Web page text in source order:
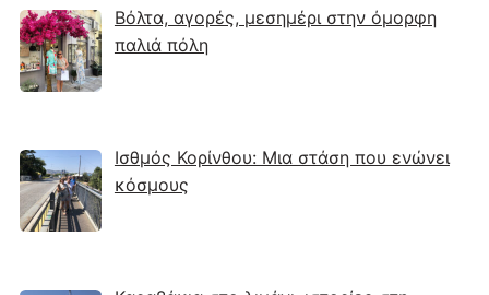
Βόλτα, αγορές, μεσημέρι στην όμορφη
παλιά πόλη
Ισθμός Κορίνθου: Μια στάση που ενώνει
κόσμους